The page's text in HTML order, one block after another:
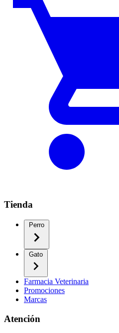
Tienda
Perro
Gato
Farmacia Veterinaria
Promociones
Marcas
Atención